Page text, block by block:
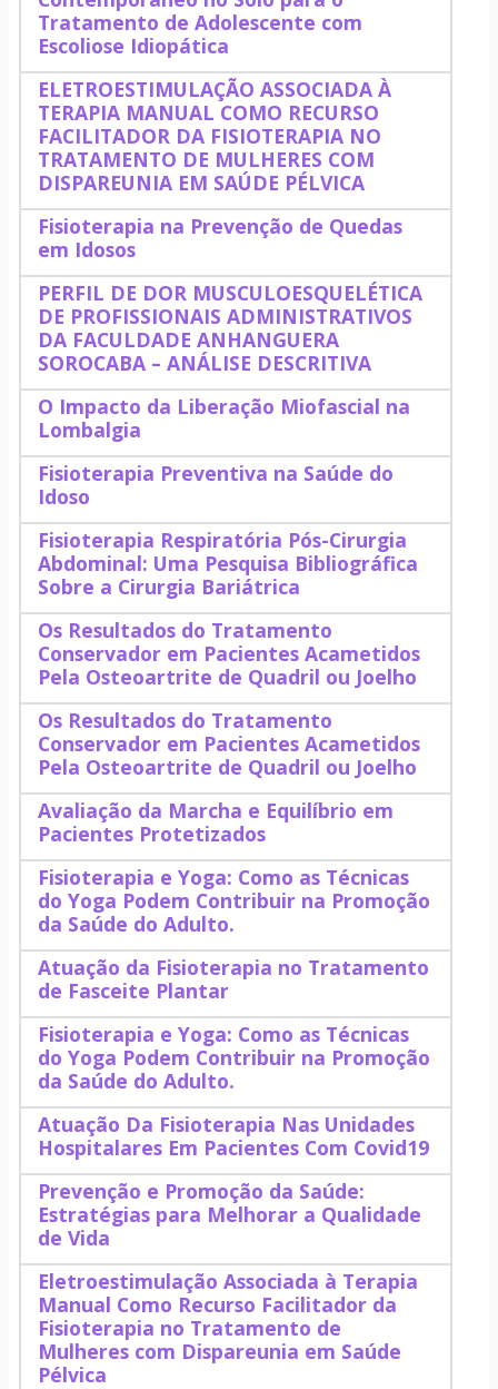
Tratamento de Adolescente com
Escoliose Idiopática
ELETROESTIMULAÇÃO ASSOCIADA À
TERAPIA MANUAL COMO RECURSO
FACILITADOR DA FISIOTERAPIA NO
TRATAMENTO DE MULHERES COM
DISPAREUNIA EM SAÚDE PÉLVICA
Fisioterapia na Prevenção de Quedas
em Idosos
PERFIL DE DOR MUSCULOESQUELÉTICA
DE PROFISSIONAIS ADMINISTRATIVOS
DA FACULDADE ANHANGUERA
SOROCABA – ANÁLISE DESCRITIVA
O Impacto da Liberação Miofascial na
Lombalgia
Fisioterapia Preventiva na Saúde do
Idoso
Fisioterapia Respiratória Pós-Cirurgia
Abdominal: Uma Pesquisa Bibliográfica
Sobre a Cirurgia Bariátrica
Os Resultados do Tratamento
Conservador em Pacientes Acametidos
Pela Osteoartrite de Quadril ou Joelho
Os Resultados do Tratamento
Conservador em Pacientes Acametidos
Pela Osteoartrite de Quadril ou Joelho
Avaliação da Marcha e Equilíbrio em
Pacientes Protetizados
Fisioterapia e Yoga: Como as Técnicas
do Yoga Podem Contribuir na Promoção
da Saúde do Adulto.
Atuação da Fisioterapia no Tratamento
de Fasceite Plantar
Fisioterapia e Yoga: Como as Técnicas
do Yoga Podem Contribuir na Promoção
da Saúde do Adulto.
Atuação Da Fisioterapia Nas Unidades
Hospitalares Em Pacientes Com Covid19
Prevenção e Promoção da Saúde:
Estratégias para Melhorar a Qualidade
de Vida
Eletroestimulação Associada à Terapia
Manual Como Recurso Facilitador da
Fisioterapia no Tratamento de
Mulheres com Dispareunia em Saúde
Pélvica